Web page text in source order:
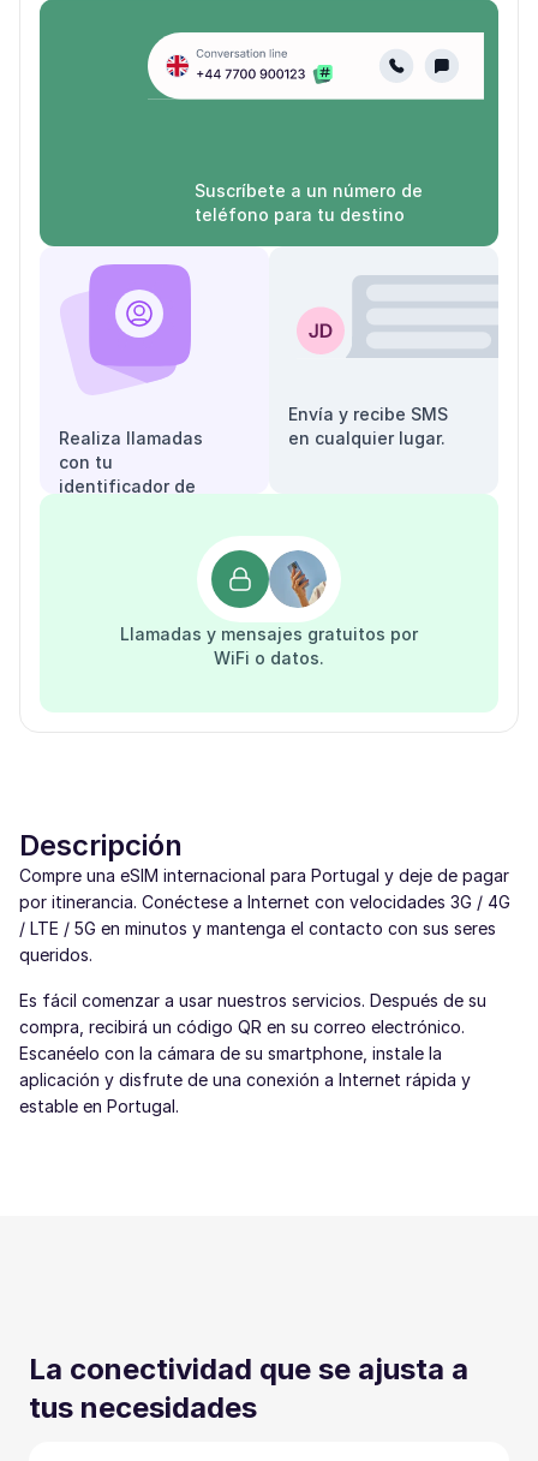
Suscríbete a un número de
teléfono para tu destino
Realiza llamadas
con tu
identificador de
Envía y recibe SMS
en cualquier lugar.
Llamadas y mensajes gratuitos por
WiFi o datos.
Descripción
Compre una eSIM internacional para Portugal y deje de pagar
por itinerancia. Conéctese a Internet con velocidades 3G / 4G
/ LTE / 5G en minutos y mantenga el contacto con sus seres
queridos.
Es fácil comenzar a usar nuestros servicios. Después de su
compra, recibirá un código QR en su correo electrónico.
Escanéelo con la cámara de su smartphone, instale la
aplicación y disfrute de una conexión a Internet rápida y
estable en Portugal.
La conectividad que se ajusta a
tus necesidades